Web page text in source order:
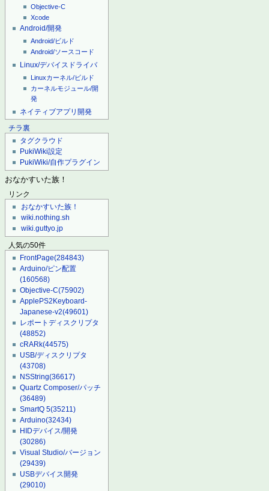
Objective-C
Xcode
Android/開発
Android/ビルド
Android/ソースコード
Linux/デバイスドライバ
Linuxカーネル/ビルド
カーネルモジュール/開
発
ネイティブアプリ開発
チラ裏
タグクラウド
PukiWiki設定
PukiWiki/自作プラグイン
おなかすいた族！
リンク
おなかすいた族！
wiki.nothing.sh
wiki.guttyo.jp
人気の50件
FrontPage(284843)
Arduino/ピン配置
(160568)
Objective-C(75902)
ApplePS2Keyboard-
Japanese-v2(49601)
レポートディスクリプタ
(48852)
cRARk(44575)
USB/ディスクリプタ
(43708)
NSString(36617)
Quartz Composer/パッチ
(36489)
SmartQ 5(35211)
Arduino(32434)
HIDデバイス/開発
(30286)
Visual Studio/バージョン
(29439)
USBデバイス開発
(29010)